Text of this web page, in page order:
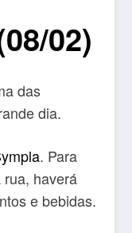
02)
das
dia.
. Para
haverá
e bebidas.